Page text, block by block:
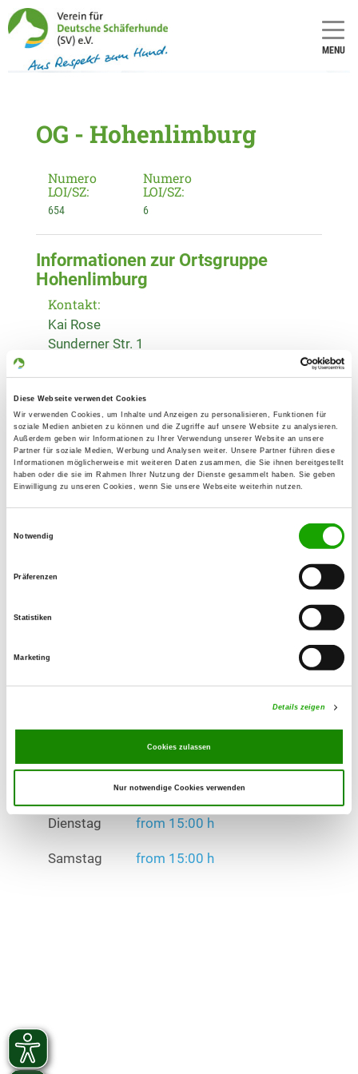
Diese Webseite verwendet Cookies
Wir verwenden Cookies, um Inhalte und Anzeigen zu personalisieren, Funktionen für
soziale Medien anbieten zu können und die Zugriffe auf unsere Website zu analysieren.
Außerdem geben wir Informationen zu Ihrer Verwendung unserer Website an unsere
Partner für soziale Medien, Werbung und Analysen weiter. Unsere Partner führen diese
Informationen möglicherweise mit weiteren Daten zusammen, die Sie ihnen bereitgestellt
haben oder die sie im Rahmen Ihrer Nutzung der Dienste gesammelt haben. Sie geben
Einwilligung zu unseren Cookies, wenn Sie unsere Webseite weiterhin nutzen.
Notwendig
Präferenzen
Statistiken
Marketing
Details zeigen
Cookies zulassen
Nur notwendige Cookies verwenden
MENU
OG - Hohenlimburg
Numero
LOI/SZ:
654
Numero
LOI/SZ:
6
Informationen zur Ortsgruppe
Hohenlimburg
Kontakt:
Kai Rose
Sunderner Str. 1
Übungsplatz:
Oppelner Straße
58642 Iserlohn-Letmathe
Numero di telefono:
02375 939225
Handy:
rose-hemer@t-online.de
Angebot:
Erziehungskurse, Faehrte, Schutzdienst,
Dienstag from 15:00 h
Samstag from 15:00 h
Übungszeiten im Winter:
Dienstag from 15:00 h
Samstag from 15:00 h